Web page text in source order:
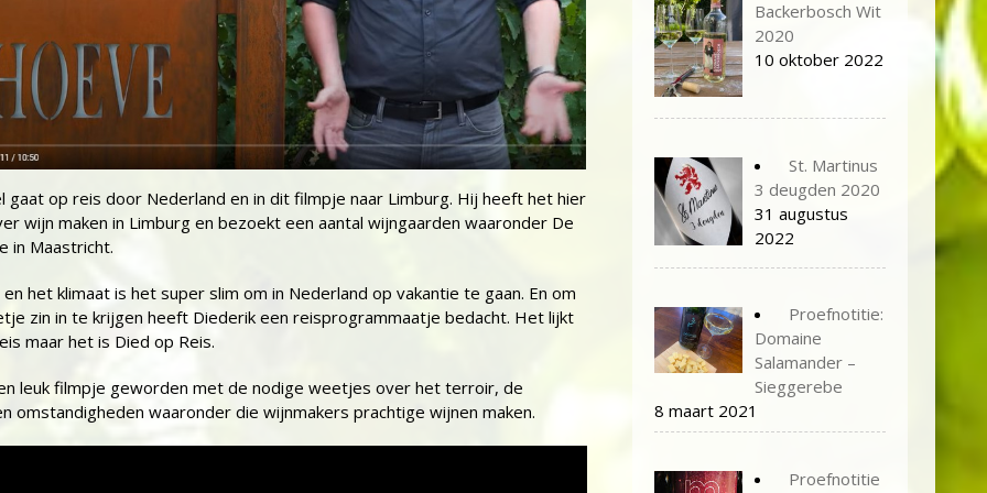
gaat op reis door Nederland en in dit filmpje naar Limburg. Hij heeft het hier
wijn maken in Limburg en bezoekt een aantal wijngaarden waaronder De
in Maastricht.
het klimaat is het super slim om in Nederland op vakantie te gaan. En om
zin in te krijgen heeft Diederik een reisprogrammaatje bedacht. Het lijkt
maar het is Died op Reis.
leuk filmpje geworden met de nodige weetjes over het terroir, de
omstandigheden waaronder die wijnmakers prachtige wijnen maken.
Backerbosch Wit
2020
10 oktober 2022
St. Martinus
3 deugden 2020
31 augustus
2022
Proefnotitie:
Domaine
Salamander –
Sieggerebe
8 maart 2021
Proefnotitie